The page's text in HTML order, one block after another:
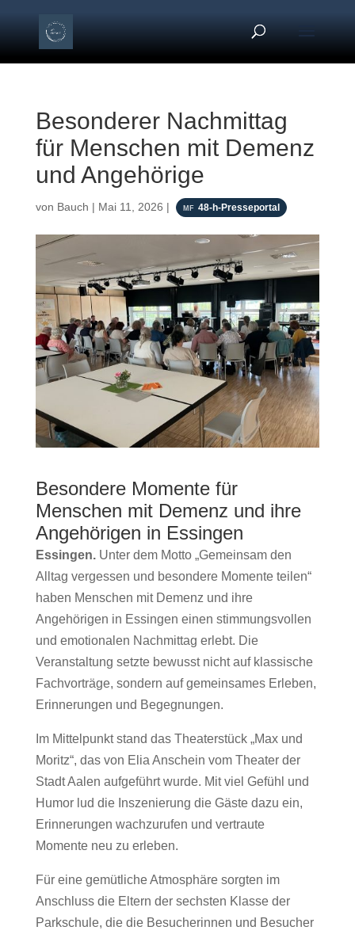
Besonderer Nachmittag
für Menschen mit Demenz
und Angehörige
von Bauch | Mai 11, 2026 | 48-h-Presseportal
Besondere Momente für
Menschen mit Demenz und ihre
Angehörigen in Essingen
Essingen.Unter dem Motto „Gemeinsam den
Alltag vergessen und besondere Momente teilen“
haben Menschen mit Demenz und ihre
Angehörigen in Essingen einen stimmungsvollen
und emotionalen Nachmittag erlebt. Die
Veranstaltung setzte bewusst nicht auf klassische
Fachvorträge, sondern auf gemeinsames Erleben,
Erinnerungen und Begegnungen.
Im Mittelpunkt stand das Theaterstück „Max und
Moritz“, das von Elia Anschein vom Theater der
Stadt Aalen aufgeführt wurde. Mit viel Gefühl und
Humor lud die Inszenierung die Gäste dazu ein,
Erinnerungen wachzurufen und vertraute
Momente neu zu erleben.
Für eine gemütliche Atmosphäre sorgten im
Anschluss die Eltern der sechsten Klasse der
Parkschule, die die Besucherinnen und Besucher